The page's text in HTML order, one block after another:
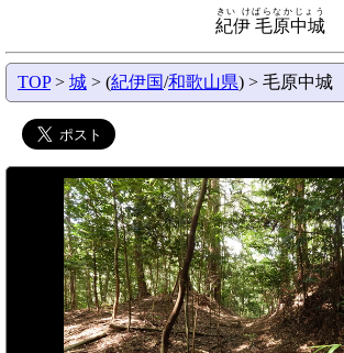
紀伊 毛原中城
きい けばらなかじょう
TOP> 城 > (紀伊国/和歌山県) > 毛原中城